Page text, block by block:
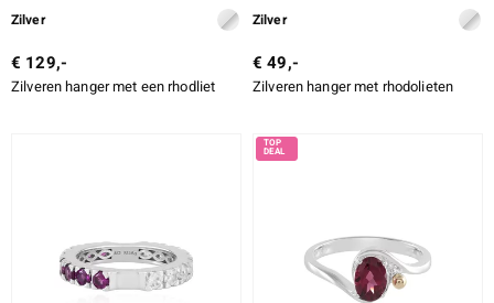
Zilver
€ 129,-
Zilveren hanger met een rhodliet
Zilver
€ 49,-
Zilveren hanger met rhodolieten